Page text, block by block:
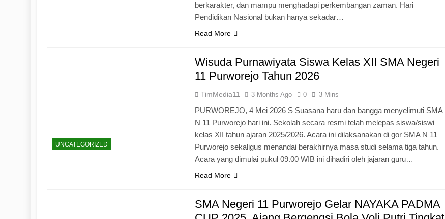
berkarakter, dan mampu menghadapi perkembangan zaman. Hari
Pendidikan Nasional bukan hanya sekadar…
Read More
UNCATEGORIZED
Wisuda Purnawiyata Siswa Kelas XII SMA Negeri
11 Purworejo Tahun 2026
TimMedia11 3 Months Ago 0 3 Mins
PURWOREJO, 4 Mei 2026 S Suasana haru dan bangga menyelimuti SMA
N 11 Purworejo hari ini. Sekolah secara resmi telah melepas siswa/siswi
kelas XII tahun ajaran 2025/2026. Acara ini dilaksanakan di gor SMA N 11
Purworejo sekaligus menandai berakhirnya masa studi selama tiga tahun.
Acara yang dimulai pukul 09.00 WIB ini dihadiri oleh jajaran guru…
Read More
SMA Negeri 11 Purworejo Gelar NAYAKA PADMA